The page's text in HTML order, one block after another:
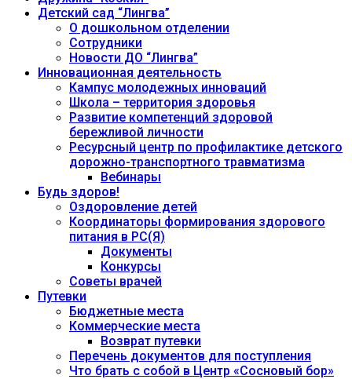
Детский сад “Лингва”
О дошкольном отделении
Сотрудники
Новости ДО “Лингва”
Инновационная деятельность
Кампус молодежных инноваций
Школа – территория здоровья
Развитие компетенций здоровой
бережливой личности
Ресурсный центр по профилактике детского
дорожно-транспортного травматизма
Вебинары
Будь здоров!
Оздоровление детей
Координаторы формирования здорового
питания в РС(Я)
Документы
Конкурсы
Советы врачей
Путевки
Бюджетные места
Коммерческие места
Возврат путевки
Перечень документов для поступления
Что брать с собой в Центр «Сосновый бор»